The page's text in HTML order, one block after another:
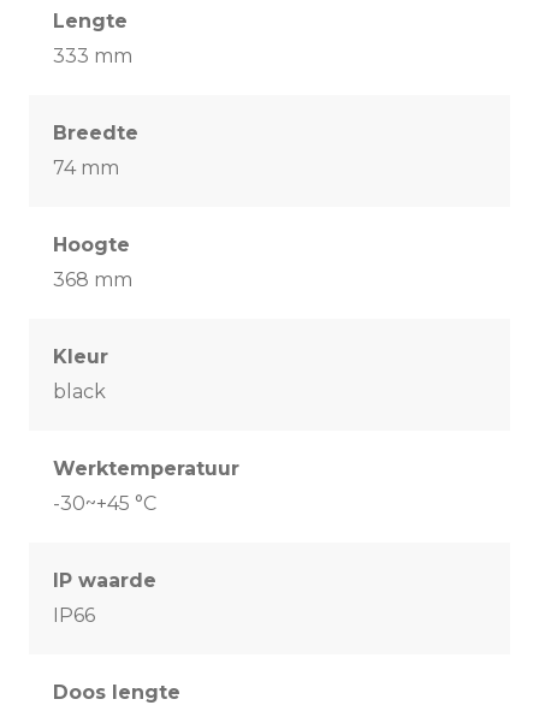
Lengte
333 mm
Breedte
74 mm
Hoogte
368 mm
Kleur
black
Werktemperatuur
-30~+45 °C
IP waarde
IP66
Doos lengte